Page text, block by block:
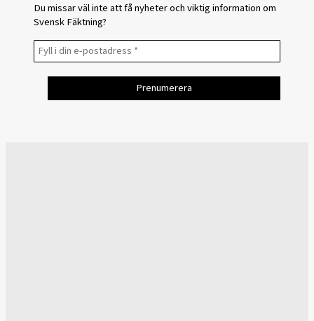
Du missar väl inte att få nyheter och viktig information om
Svensk Fäktning?